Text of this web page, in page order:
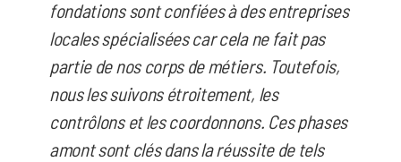
fondations sont confiées à des entreprises
locales spécialisées car cela ne fait pas
partie de nos corps de métiers. Toutefois,
nous les suivons étroitement, les
contrôlons et les coordonnons. Ces phases
amont sont clés dans la réussite de tels